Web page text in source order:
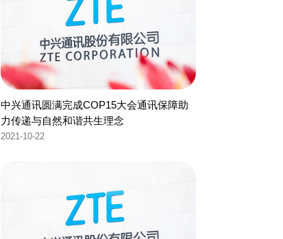
中兴通讯圆满完成COP15大会通讯保障助
力传递与自然和谐共生理念
2021-10-22